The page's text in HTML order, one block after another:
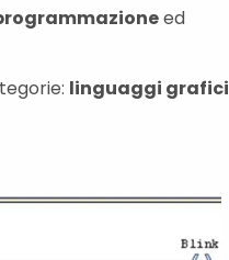
ed
linguaggi grafici